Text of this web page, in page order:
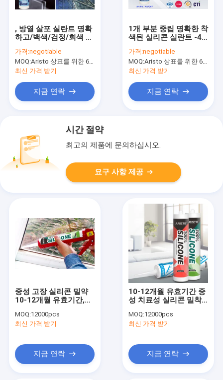
, 방열 살포 실란트 명확
하고/백색/검정/회색 구
가격:negotiable
MOQ:Aristo 상표를 위한 6000pcs, 고객 상표를 위한 15000pcs
최신 가격 받기
지금 연락
1개 부분 중립 명확한 착
색된 실리콘 실란트 -40
가격:negotiable
MOQ:Aristo 상표를 위한 6000pcs, 고객 상표를 위한 15000pcs
최신 가격 받기
지금 연락
시간 절약
최고의 제품에 문의하십시오.
요구 사항 제공
중성 고장 실리콘 밀약
10-12개월 유효기간,
및 산업 밀폐용으로
-50°C ~ 250°C의 온도
MOQ:12000pcs
최신 가격 받기
지금 연락
10-12개월 유효기간 중
성 치료성 실리콘 밀착
및 온도 저항성 -50°C ~
250°C
MOQ:12000pcs
최신 가격 받기
지금 연락